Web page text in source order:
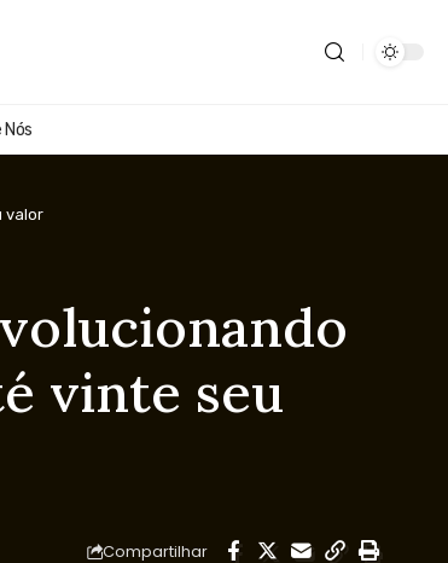
Nós
valor
vinte seu
Compartilhar